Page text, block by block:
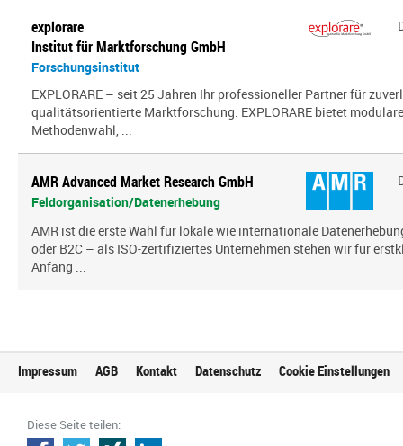
explorare
Institut für Marktforschung GmbH
Forschungsinstitut
EXPLORARE – seit 25 Jahren Ihr professioneller Partner für
qualitätsorientierte Marktforschung. EXPLORARE bietet
Methodenwahl, ...
AMR Advanced Market Research GmbH
Feldorganisation/Datenerhebung
AMR ist die erste Wahl für lokale wie internationale
oder B2C – als ISO-zertifiziertes Unternehmen stehen wir für
Anfang ...
Impressum AGB Kontakt Datenschutz Cookie Einstellungen
Diese Seite teilen: